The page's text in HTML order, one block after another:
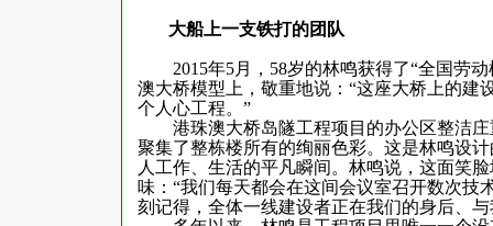
大船上一支铁打的团队
2015年5月， 58岁的林鸣获得了“全国劳
澳大桥模型上，敬重地说：“这座大桥上的建
个人心工程。”
港珠澳大桥岛隧工程项目的办公区整洁庄
聚集了整栋楼所有的绚丽色彩。这是林鸣设
人工作、生活的平凡瞬间。林鸣说，这面笑
味：“我们每天都会在这间会议室召开数次技
刻记得，全体一线建设者正在我们的身后、